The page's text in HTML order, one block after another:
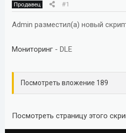
Продавец #1
Admin разместил(а) новый
Мониторинг - DLE
Посмотреть вложение 189
Посмотреть страницу этого